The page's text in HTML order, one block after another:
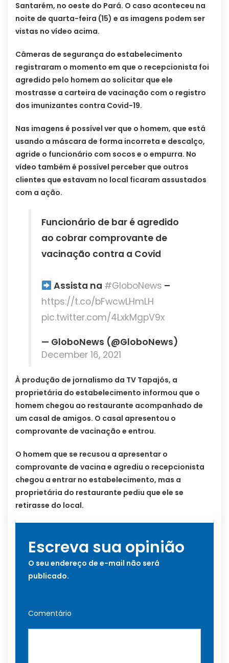
Santarém, no oeste do Pará. O caso aconteceu na
noite de quarta-feira (15) e as imagens podem ser
vistas no vídeo acima.
Câmeras de segurança do estabelecimento
registraram o momento em que o recepcionista foi
agredido pelo homem ao solicitar que ele
mostrasse a carteira de vacinação com o registro
dos imunizantes contra Covid-19.
Nas imagens é possível ver que o homem, que está
usando a máscara de forma incorreta e descalço,
agride o funcionário com socos e o empurra. No
vídeo também é possível perceber que outros
clientes que estavam no local ficaram assustados
com a ação.
Funcionário de bar é agredido
ao cobrar comprovante de
vacinação contra a Covid
Assista na #GloboNews –
https://t.co/bFwcwLHmLH
pic.twitter.com/4LxkMgpV9x
— GloboNews (@GloboNews)
December 16, 2021
À produção de jornalismo da TV Tapajós, a
proprietária do estabelecimento informou que o
homem chegou ao restaurante acompanhado de
um casal de amigos. O casal apresentou o
comprovante de vacinação e entrou.
O homem que se recusou a apresentar o
comprovante de vacina e agrediu o recepcionista
chegou a entrar no estabelecimento, mas a
proprietária do restaurante pediu que ele se
retirasse do local.
Escreva sua opinião
O seu endereço de e-mail não será
publicado.
Comentário